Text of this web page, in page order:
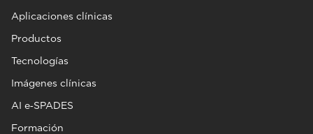
Aplicaciones clínicas
Productos
Tecnologías
Imágenes clínicas
AI e‑SPADES
Formación